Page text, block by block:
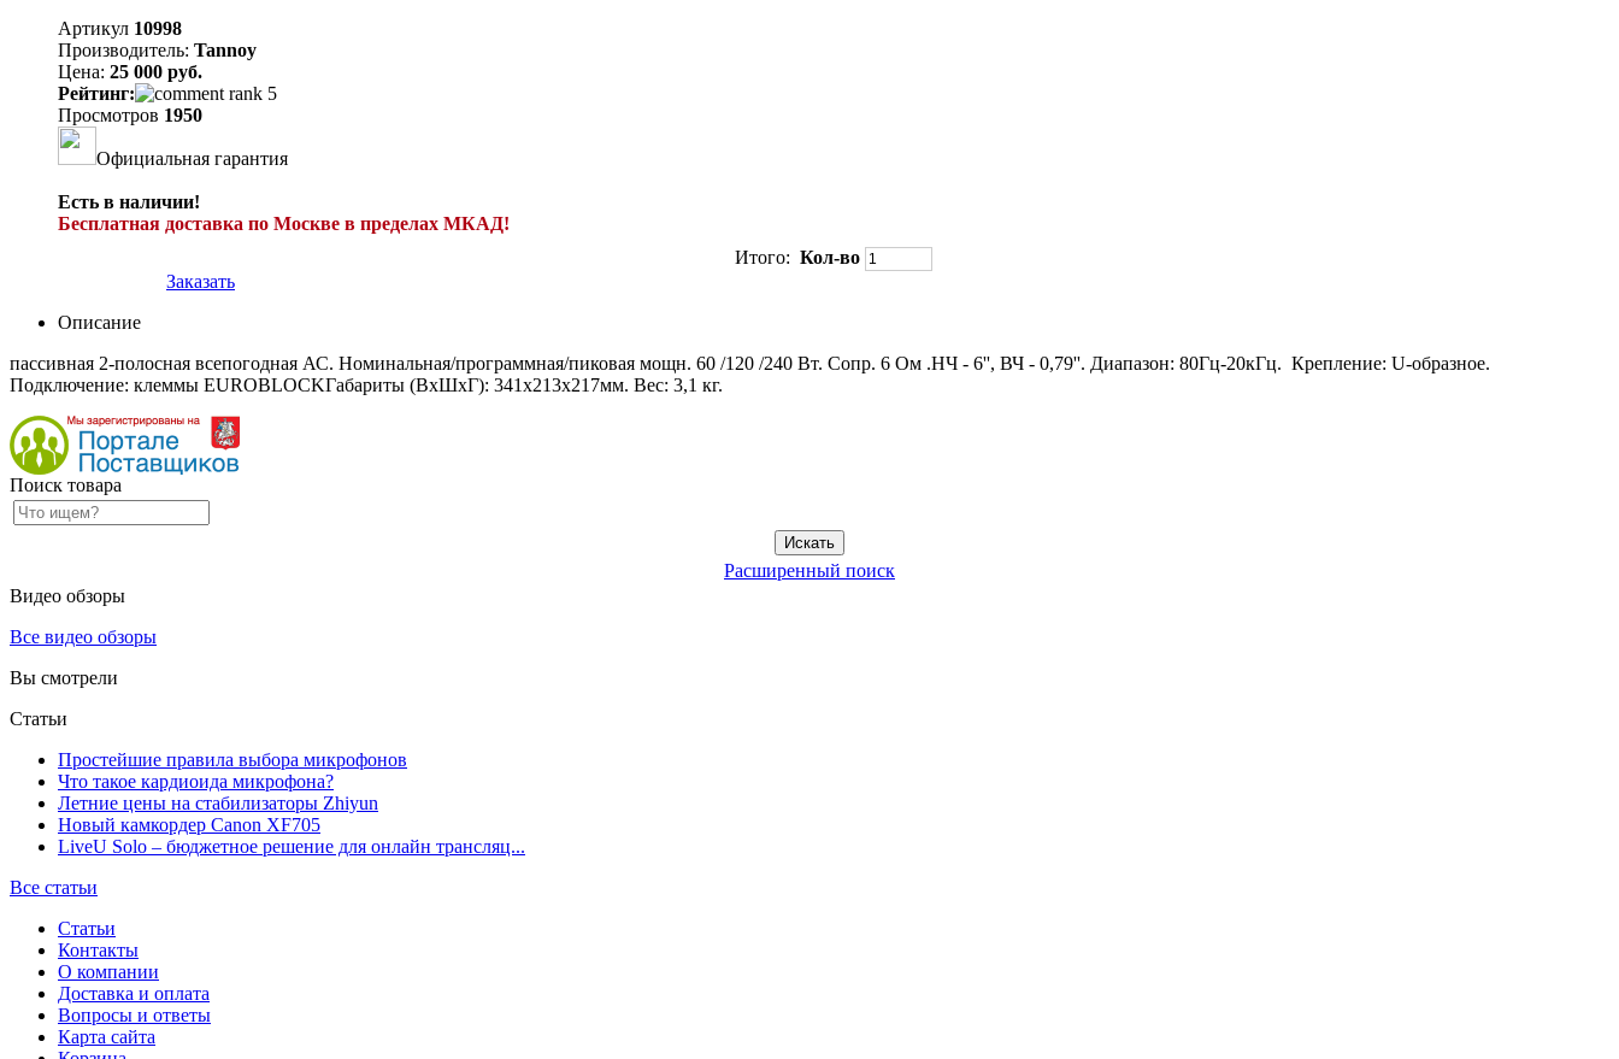
Артикул 10998
Производитель: Tannoy
Цена: 25 000 руб.
Рейтинг:
Просмотров 1950
Официальная гарантия
Есть в наличии!
Бесплатная доставка по Москве в пределах МКАД!
Итого: Кол-во
Заказать
Описание
пассивная 2-полосная всепогодная АС. Номинальная/программная/пиковая мощн. 60 /120 /240 Вт. Сопр. 6 Ом .НЧ - 6'', ВЧ - 0,79''. Диапазон: 80Гц-20кГц. Крепление: U-образное.
Подключение: клеммы EUROBLOCKГабариты (ВхШхГ): 341x213x217мм. Вес: 3,1 кг.
Поиск товара
Расширенный поиск
Видео обзоры
Все видео обзоры
Вы смотрели
Статьи
Простейшие правила выбора микрофонов
Что такое кардиоида микрофона?
Летние цены на стабилизаторы Zhiyun
Новый камкордер Canon XF705
LiveU Solo – бюджетное решение для онлайн трансляц...
Все статьи
Статьи
Контакты
О компании
Доставка и оплата
Вопросы и ответы
Карта сайта